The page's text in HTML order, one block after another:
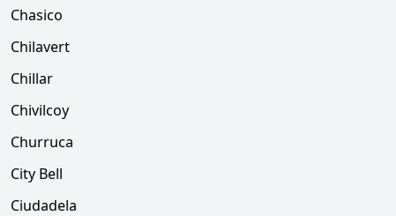
Chasico
Chilavert
Chillar
Chivilcoy
Churruca
City Bell
Ciudadela